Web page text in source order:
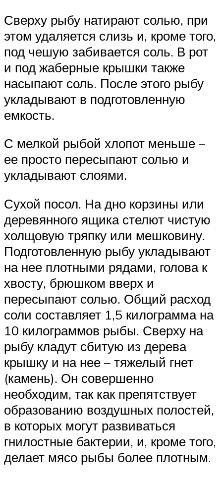
Сверху рыбу натирают солью, при
этом удаляется слизь и, кроме того,
под чешую забивается соль. В рот
и под жаберные крышки также
насыпают соль. После этого рыбу
укладывают в подготовленную
емкость.
С мелкой рыбой хлопот меньше –
ее просто пересыпают солью и
укладывают слоями.
Сухой посол. На дно корзины или
деревянного ящика стелют чистую
холщовую тряпку или мешковину.
Подготовленную рыбу укладывают
на нее плотными рядами, голова к
хвосту, брюшком вверх и
пересыпают солью. Общий расход
соли составляет 1,5 килограмма на
10 килограммов рыбы. Сверху на
рыбу кладут сбитую из дерева
крышку и на нее – тяжелый гнет
(камень). Он совершенно
необходим, так как препятствует
образованию воздушных полостей,
в которых могут развиваться
гнилостные бактерии, и, кроме того,
делает мясо рыбы более плотным.